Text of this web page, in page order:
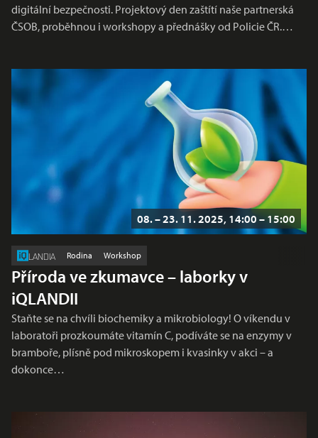
digitální bezpečnosti. Projektový den zaštítí naše partnerská
ČSOB, proběhnou i workshopy a přednášky od Policie ČR.…
08. – 23. 11. 2025, 14:00 – 15:00
LANDIA Rodina Workshop
Příroda ve zkumavce – laborky v
iQLANDII
Staňte se na chvíli biochemiky a mikrobiology! O víkendu v
laboratoři prozkoumáte vitamín C, podíváte se na enzymy v
bramboře, plísně pod mikroskopem i kvasinky v akci – a
dokonce…